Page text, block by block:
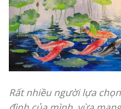
Rất nhiều người lựa